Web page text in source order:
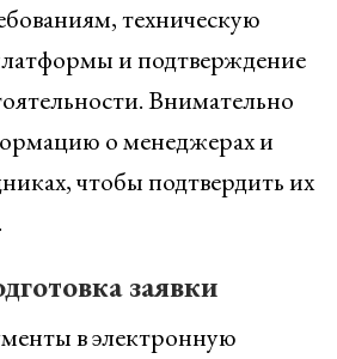
техническую
и подтверждение
Внимательно
о менеджерах и
чтобы подтвердить их
заявки
в электронную